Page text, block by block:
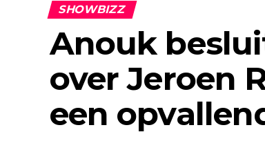
SHOWBIZZ
Anouk
over Jeroen
een